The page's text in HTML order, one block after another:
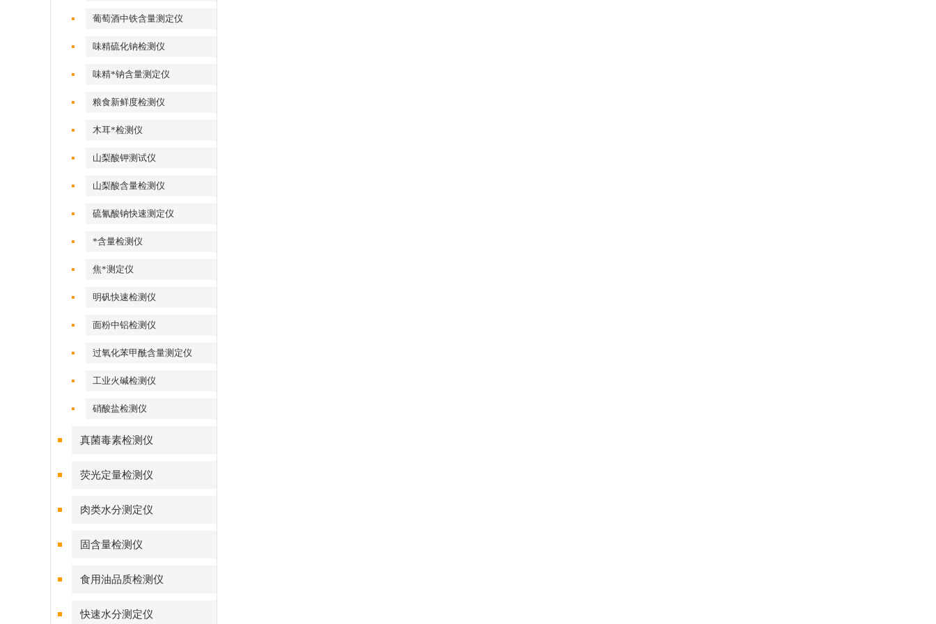
葡萄酒中铁含量测定仪
味精硫化钠检测仪
味精*钠含量测定仪
粮食新鲜度检测仪
木耳*检测仪
山梨酸钾测试仪
山梨酸含量检测仪
硫氰酸钠快速测定仪
*含量检测仪
焦*测定仪
明矾快速检测仪
面粉中铝检测仪
过氧化苯甲酰含量测定仪
工业火碱检测仪
硝酸盐检测仪
真菌毒素检测仪
荧光定量检测仪
肉类水分测定仪
固含量检测仪
食用油品质检测仪
快速水分测定仪